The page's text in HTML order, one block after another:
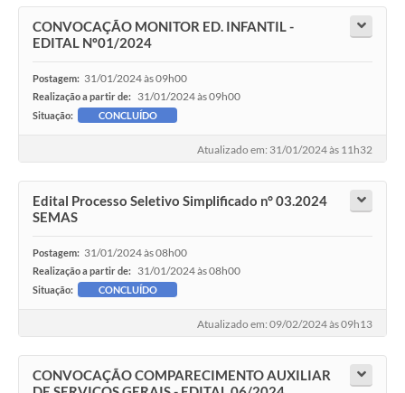
CONVOCAÇÃO MONITOR ED. INFANTIL -
EDITAL Nº01/2024
Postagem: 31/01/2024 às 09h00
Realização a partir de: 31/01/2024 às 09h00
Situação: CONCLUÍDO
Atualizado em: 31/01/2024 às 11h32
Edital Processo Seletivo Simplificado n° 03.2024
SEMAS
Postagem: 31/01/2024 às 08h00
Realização a partir de: 31/01/2024 às 08h00
Situação: CONCLUÍDO
Atualizado em: 09/02/2024 às 09h13
CONVOCAÇÃO COMPARECIMENTO AUXILIAR